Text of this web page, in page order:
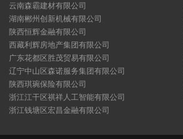
云南森霸建材有限公司
湖南郴州创新机械有限公司
陕西恒辉金融有限公司
西藏利辉房地产集团有限公司
广东花都区胜茂贸易有限公司
辽宁中山区森诺服务集团有限公司
陕西琪琬保险有限公司
浙江江干区祺祥人工智能有限公司
浙江钱塘区宏昌金融有限公司